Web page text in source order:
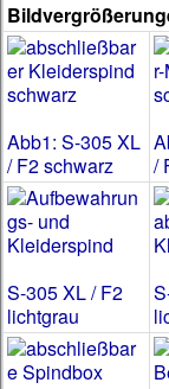
Abb1: S-305 XL
/ F2 schwarz
/
S-305 XL / F2
lichtgrau